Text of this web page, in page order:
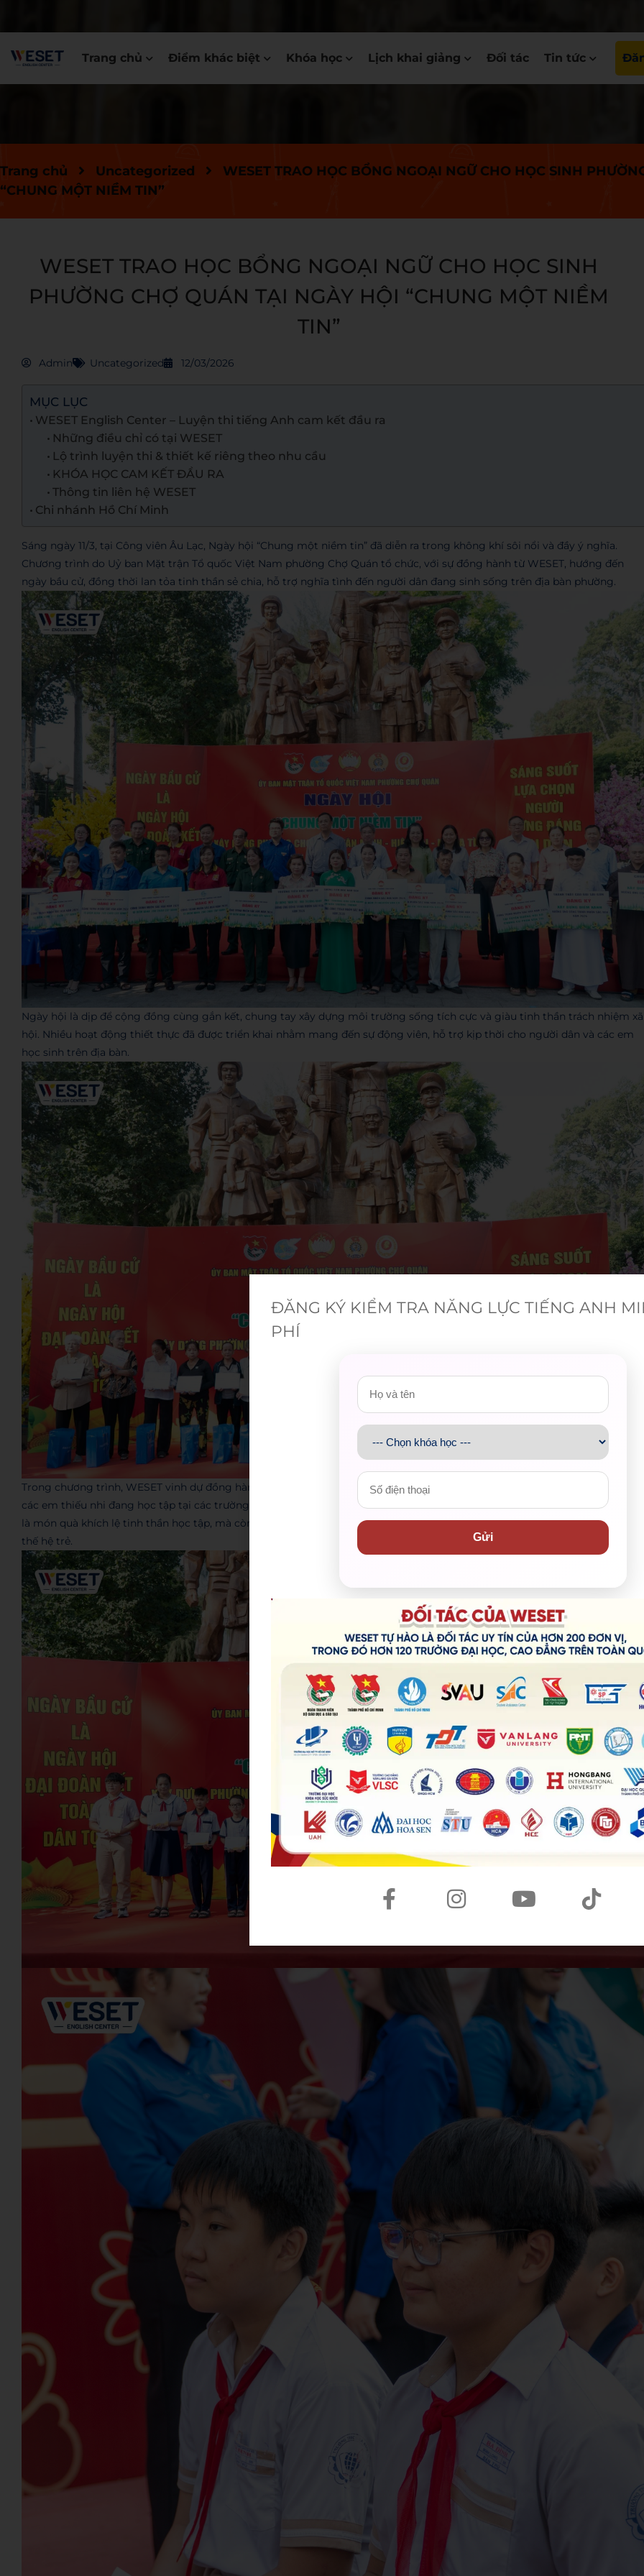
Trang chủ Điểm khác biệt Khóa học Lịch khai giảng Đối tác Tin tức
Trang chủ Uncategorized
WESET TRAO HỌC BỔNG NGOẠI NGỮ CHO HỌC SINH
“CHUNG MỘT NIỀM TIN”
WESET TRAO HỌC BỔNG NGOẠI NGỮ CHO HỌC SINH
PHƯỜNG CHỢ QUÁN TẠI NGÀY HỘI “CHUNG MỘT NIỀM
TIN”
Admin Uncategorized 12/03/2026
MỤC LỤC
WESET English Center – Luyện thi tiếng Anh cam kết đầu ra
Những điều chỉ có tại WESET
Lộ trình luyện thi & thiết kế riêng theo nhu cầu
KHÓA HỌC CAM KẾT ĐẦU RA
Thông tin liên hệ WESET
Chi nhánh Hồ Chí Minh
Sáng ngày 11/3, tại Công viên Âu Lạc, Ngày hội “Chung một niềm tin” đã diễn ra trong không khí sôi nổi và đầy ý nghĩa.
Chương trình do Uỷ ban Mặt trận Tổ quốc Việt Nam phường Chợ Quán tổ chức, với sự đồng hành từ WESET, hướng đến
ngày bầu cử, đồng thời lan tỏa tinh thần sẻ chia, hỗ trợ nghĩa tình đến người dân đang sinh sống trên địa bàn phường.
Ngày hội là dịp để cộng đồng cùng gắn kết, chung tay xây dựng môi trường sống tích cực và giàu tinh thần trách nhiệm xã
hội. Nhiều hoạt động thiết thực đã được triển khai nhằm mang đến sự động viên, hỗ trợ kịp thời cho người dân và các em
học sinh trên địa bàn.
Trong chương trình, WESET vinh dự đồng hành và trao tặng những suất học bổng nâng cao năng lực ngoại ngữ dành cho
các em thiếu nhi đang học tập tại các trường Tiểu học, Trung học và Đại học trên địa bàn phường Chợ Quán. Đây không chỉ
là món quà khích lệ tinh thần học tập, mà còn là sự đầu tư cho hành trình phát triển tri thức và mở rộng cơ hội hội nhập của
thế hệ trẻ.
ĐĂNG KÝ KIỂM TRA NĂNG LỰC TIẾNG ANH
PHÍ
Gửi